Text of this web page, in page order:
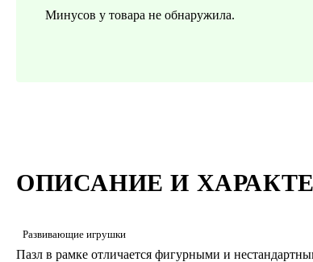
ОПИСАНИЕ И
Развивающие игрушки
Пазл в рамке отличается фигурными и
Минусов у товара не обнаружила.